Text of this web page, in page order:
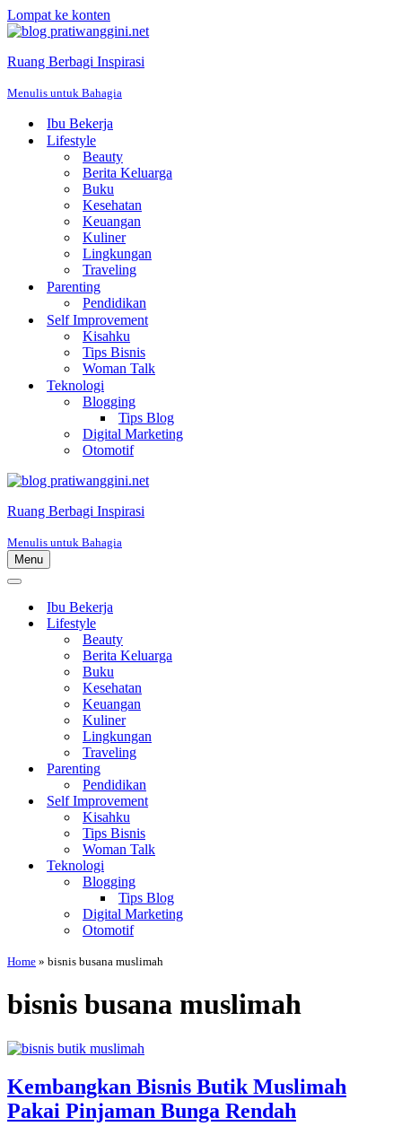
Lompat ke konten
Ruang Berbagi Inspirasi
Menulis untuk Bahagia
Ibu Bekerja
Lifestyle
Beauty
Berita Keluarga
Buku
Kesehatan
Keuangan
Kuliner
Lingkungan
Traveling
Parenting
Pendidikan
Self Improvement
Kisahku
Tips Bisnis
Woman Talk
Teknologi
Blogging
Tips Blog
Digital Marketing
Otomotif
Ruang Berbagi Inspirasi
Menulis untuk Bahagia
Menu
Menu
Menu
NavigasiIbu Bekerja
Lifestyle
Beauty
Berita Keluarga
Buku
Kesehatan
Keuangan
Kuliner
Lingkungan
Traveling
Parenting
Pendidikan
Self Improvement
Kisahku
Tips Bisnis
Woman Talk
Teknologi
Blogging
Tips Blog
Digital Marketing
Otomotif
Home » bisnis busana muslimah
bisnis busana muslimah
Kembangkan Bisnis Butik Muslimah
Pakai Pinjaman Bunga Rendah